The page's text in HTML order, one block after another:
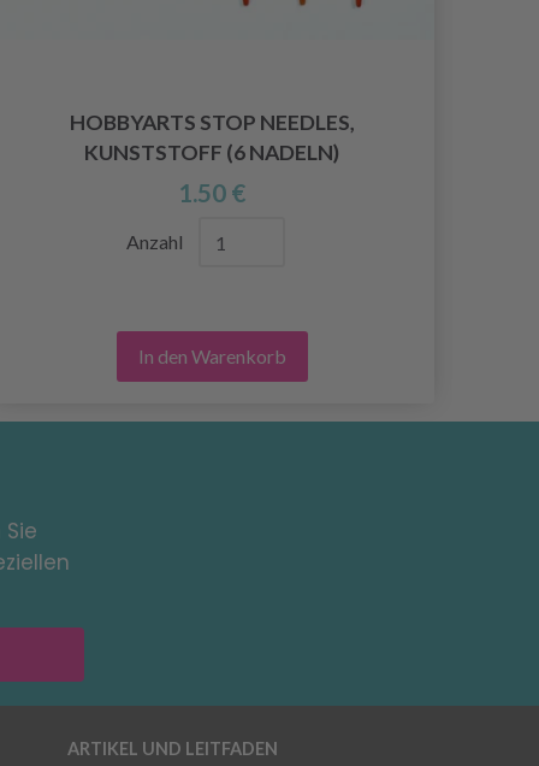
HOBBYARTS STOP NEEDLES,
KUNSTSTOFF (6 NADELN)
1.50 €
Anzahl
In den Warenkorb
ARTIKEL UND LEITFADEN